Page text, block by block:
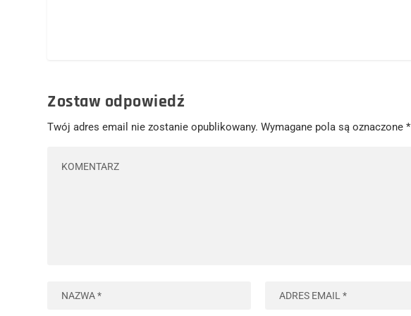
Zostaw odpowiedź
Twój adres email nie zostanie opublikowany. Wymagane pola są oznaczone*